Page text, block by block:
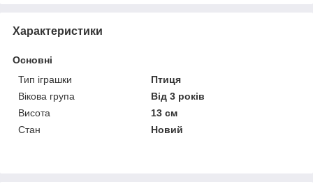
Характеристики
Основні
Тип іграшки
Птиця
Вікова група
Від 3 років
Висота
13 см
Стан
Новий